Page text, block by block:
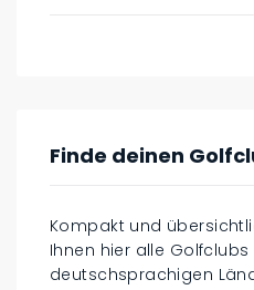
Finde deinen
Kompakt und
Ihnen hier alle Golfclubs
deutschsprachigen